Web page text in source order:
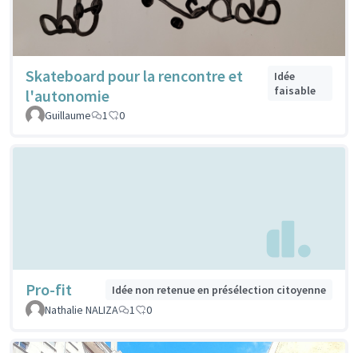
Skateboard pour la rencontre et
l'autonomie
Idée
faisable
Guillaume
1 0
Pro-fit
Idée non retenue en présélection citoyenne
Nathalie NALIZA
1 0